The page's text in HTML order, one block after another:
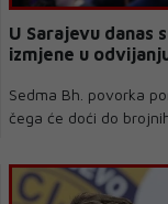
U Sarajevu danas
izmjene u
Sedma Bh. povorka
čega će doći do